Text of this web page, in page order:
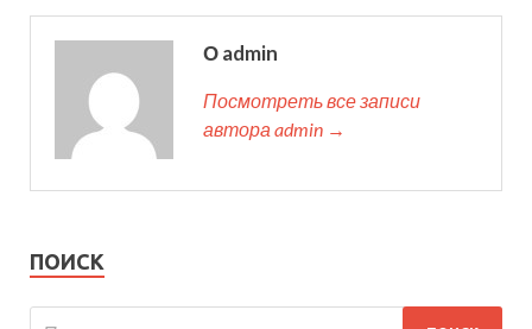
О admin
Посмотреть все записи
автора admin →
ПОИСК